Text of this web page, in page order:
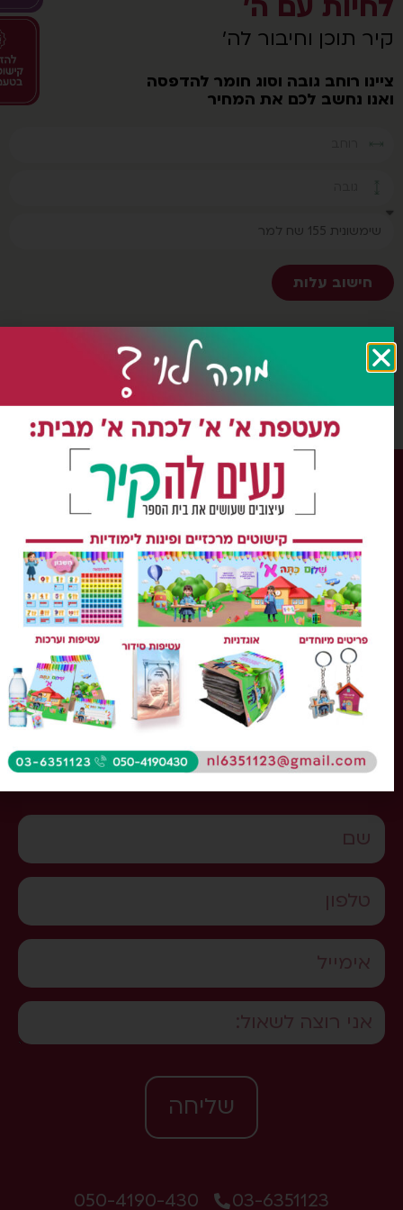
תוכן וחיבור לה'
רוחב גובה וסוג חומר להדפסה
נחשב לכם את המחיר
חישוב עלות
כל הזכויות שמורות ל'נעים להקיר'
השימוש במידע, בתוכן ובחומר כל שהוא מהאתר או
הקטלוג, אסורה בהחלט על פי דיני התורה והחוק.
צור קשר
מלאו את הטופס ונחזור אליכם
בהקדם
שליחה
03-6351123
050-4190-430